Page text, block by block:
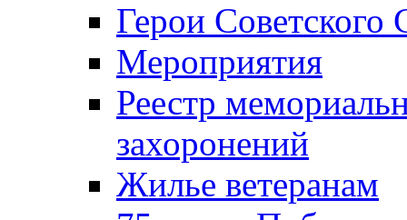
Герои Советского
Мероприятия
Реестр
захоронений
Жилье ветеранам